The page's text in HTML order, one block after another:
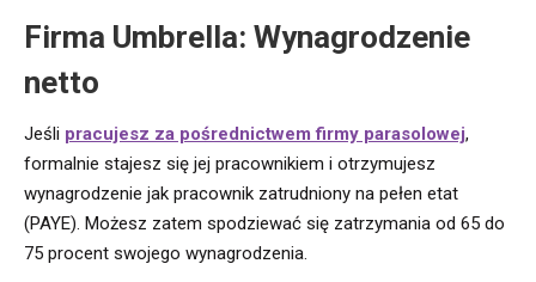
Firma Umbrella: Wynagrodzenie
netto
Jeśli pracujesz za pośrednictwem firmy parasolowej,
formalnie stajesz się jej pracownikiem i otrzymujesz
wynagrodzenie jak pracownik zatrudniony na pełen etat
(PAYE). Możesz zatem spodziewać się zatrzymania od 65 do
75 procent swojego wynagrodzenia.